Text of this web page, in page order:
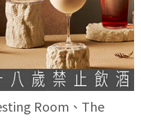
Room、The